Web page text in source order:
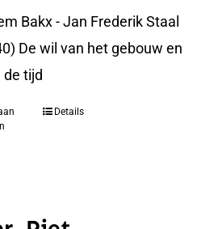
Bakx - Jan Frederik Staal
De wil van het gebouw en
de tijd
Details